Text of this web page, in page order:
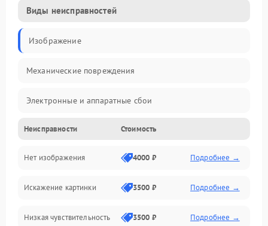
Виды неисправностей
Изображение
Механические повреждения
Электронные и аппаратные сбои
Неисправности сенсора и оптики
Программные ошибки
Электропитание
Измерения
Неисправности Стоимость
Нет изображения 4000 ₽ Подробнее →
Искажение картинки 3500 ₽ Подробнее →
Низкая чувствительность 3500 ₽ Подробнее →